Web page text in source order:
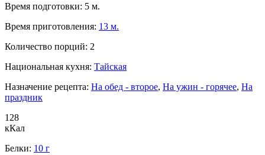
Время подготовки: 5 м.
Время приготовления: 13 м.
Количество порций: 2
Национальная кухня: Тайская
Назначение рецепта: На обед - второе, На ужин - горячее, На
праздник
128
кКал
Белки: 10 г